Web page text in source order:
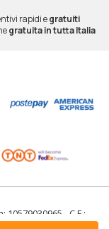
rapidi egratuiti
gratuita in tutta Italia
- C.F.: